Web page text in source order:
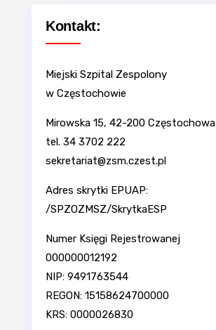
Kontakt:
Miejski Szpital Zespolony
w Częstochowie
Mirowska 15, 42-200 Częstochowa
tel. 34 3702 222
sekretariat@zsm.czest.pl
Adres skrytki EPUAP:
/SPZOZMSZ/SkrytkaESP
Numer Księgi Rejestrowanej
000000012192
NIP: 9491763544
REGON: 15158624700000
KRS: 0000026830